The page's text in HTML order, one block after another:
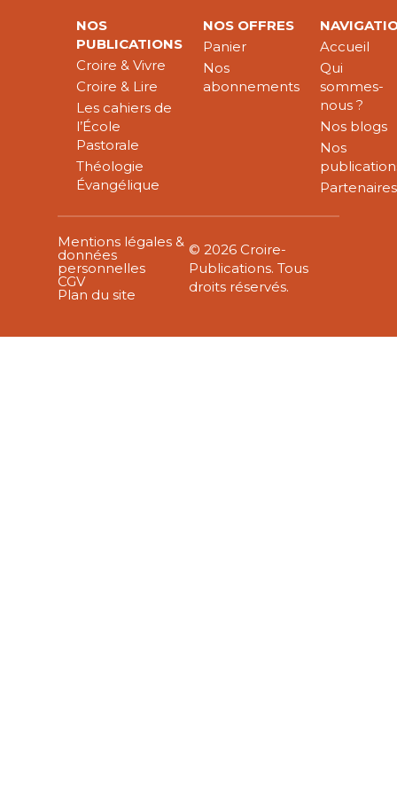
NOS
PUBLICATIONS
Croire & Vivre
Croire & Lire
Les cahiers de
l’École
Pastorale
Théologie
Évangélique
NOS OFFRES
Panier
Nos
abonnements
Accueil
Qui
sommes-
nous ?
Nos blogs
Nos
Partenaires
Mentions légales &
données
personnelles
CGV
Plan du site
© 2026 Croire-
Publications. Tous
droits réservés.